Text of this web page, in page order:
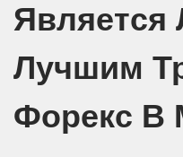
Является
Лучшим
Форекс В